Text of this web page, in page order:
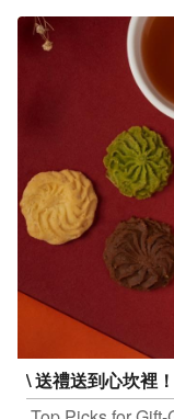
れよう 새해 첫날
한 해의 행운을 기
大甲區順天路
號 只要
台中FB、IG、微
#taichungtravels
#taichung
風景 #台中 #大玩
台中旅遊‌‌‌ #大甲鎮
\ 送禮送到心坎裡